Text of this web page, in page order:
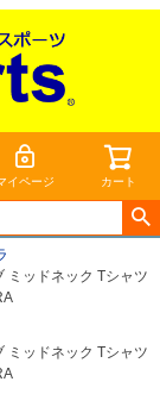
イページ カート
ミッドネック Tシャツ
ミッドネック Tシャツ